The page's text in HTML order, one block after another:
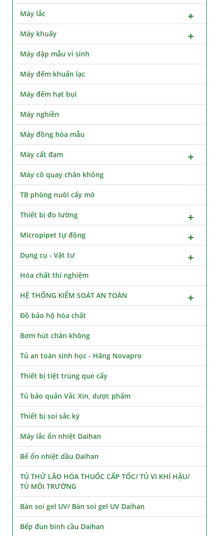
Máy lắc
Máy khuấy
Máy dập mẫu vi sinh
Máy đếm khuẩn lạc
Máy đếm hạt bụi
Máy nghiền
Máy đồng hóa mẫu
Máy cất đạm
Máy cô quay chân không
TB phòng nuôi cấy mô
Thiết bị đo lường
Micropipet tự động
Dụng cụ - Vật tư
Hóa chất thí nghiệm
HỆ THỐNG KIỂM SOÁT AN TOÀN
Đồ bảo hộ hóa chất
Bơm hút chân không
Tủ an toàn sinh học - Hãng Novapro
Thiết bị tiệt trùng que cấy
Tủ bảo quản Vắc Xin, dược phẩm
Thiết bị soi sắc ký
Máy lắc ổn nhiệt Daihan
Bể ổn nhiệt dầu Daihan
TỦ THỬ LÃO HÓA THUỐC CẤP TỐC/ TỦ VI KHÍ HẬU/
TỦ MÔI TRƯỜNG
Bàn soi gel UV/ Bàn soi gel UV Daihan
Bếp đun bình cầu Daihan